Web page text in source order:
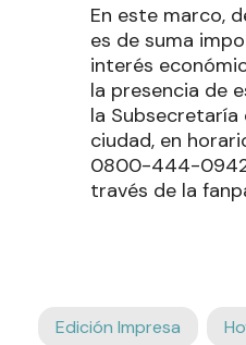
En este marco,
es de suma
interés
la presencia de
la
ciudad, en
0800-444-
través de la
Edición Impresa